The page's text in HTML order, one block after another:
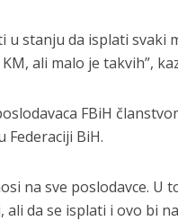
u stanju da isplati svaki
ali malo je takvih”,
FBiH
Federaciji BiH.
na sve poslodavce.
ali da se isplati i ovo bi